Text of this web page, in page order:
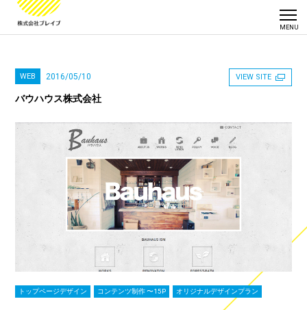
WEB 2016/05/10 VIEW SITE
バウハウス株式会社
トップページデザイン コンテンツ制作 〜15P オリジナルデザインプラン